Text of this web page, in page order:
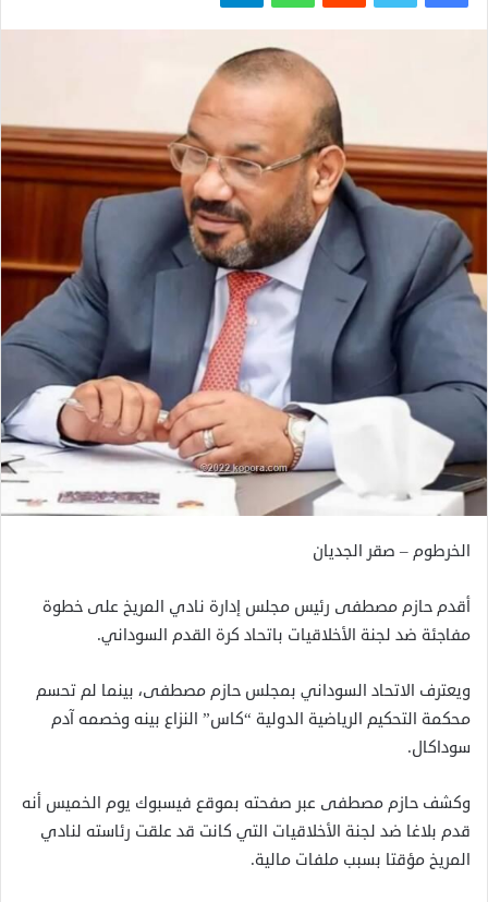
الخرطوم – صقر الجديان
أقدم حازم مصطفى رئيس مجلس إدارة نادي المريخ على خطوة
مفاجئة ضد لجنة الأخلاقيات باتحاد كرة القدم السوداني.
ويعترف الاتحاد السوداني بمجلس حازم مصطفى، بينما لم تحسم
محكمة التحكيم الرياضية الدولية “كاس” النزاع بينه وخصمه آدم
سوداكال.
وكشف حازم مصطفى عبر صفحته بموقع فيسبوك يوم الخميس أنه
قدم بلاغا ضد لجنة الأخلاقيات التي كانت قد علقت رئاسته لنادي
المريخ مؤقتا بسبب ملفات مالية.